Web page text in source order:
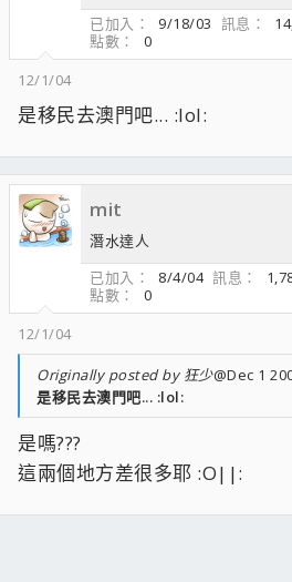
已加入
9/18/03 訊息
點數
0
12/1/04
是移民去澳門吧... :lol:
mit
潛水達人
已加入
8/4/04 訊息
點數
0
12/1/04
Originally posted by 狂少@Dec 1
是移民去澳門吧... :lol:
是嗎???
這兩個地方差很多耶 :O||: